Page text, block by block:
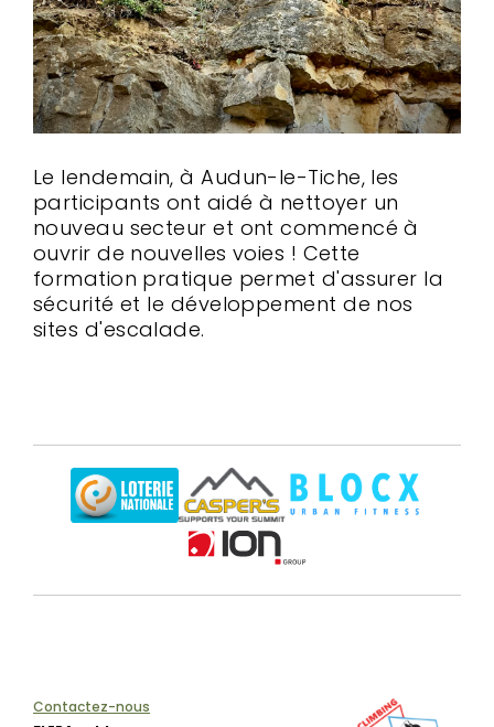
Le lendemain, à Audun-le-Tiche, les
participants ont aidé à nettoyer un
nouveau secteur et ont commencé à
ouvrir de nouvelles voies ! Cette
formation pratique permet d'assurer la
sécurité et le développement de nos
sites d'escalade.
Contactez-nous